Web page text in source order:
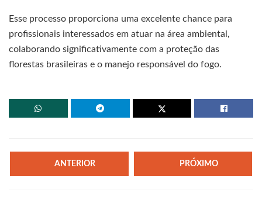
Esse processo proporciona uma excelente chance para
profissionais interessados em atuar na área ambiental,
colaborando significativamente com a proteção das
florestas brasileiras e o manejo responsável do fogo.
ANTERIOR PRÓXIMO